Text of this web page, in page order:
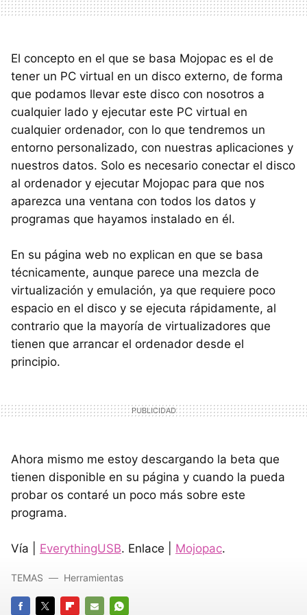
El concepto en el que se basa Mojopac es el de
tener un PC virtual en un disco externo, de forma
que podamos llevar este disco con nosotros a
cualquier lado y ejecutar este PC virtual en
cualquier ordenador, con lo que tendremos un
entorno personalizado, con nuestras aplicaciones y
nuestros datos. Solo es necesario conectar el disco
al ordenador y ejecutar Mojopac para que nos
aparezca una ventana con todos los datos y
programas que hayamos instalado en él.
En su página web no explican en que se basa
técnicamente, aunque parece una mezcla de
virtualización y emulación, ya que requiere poco
espacio en el disco y se ejecuta rápidamente, al
contrario que la mayoría de virtualizadores que
tienen que arrancar el ordenador desde el
principio.
Ahora mismo me estoy descargando la beta que
tienen disponible en su página y cuando la pueda
probar os contaré un poco más sobre este
programa.
Vía | EverythingUSB. Enlace | Mojopac.
TEMAS Herramientas